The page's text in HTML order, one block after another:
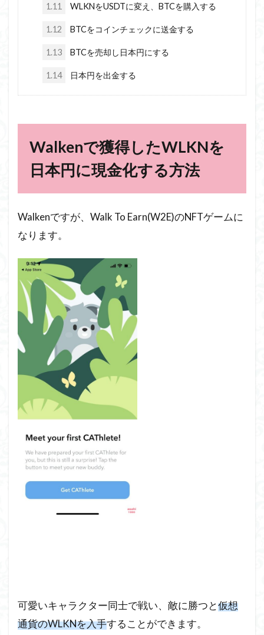
1.11 WLKNをUSDTに変え、BTCを購入する
1.12 BTCをコインチェックに送金する
1.13 BTCを売却し日本円にする
1.14 日本円を出金する
Walkenで獲得したWLKNを
日本円に現金化する方法
Walkenですが、Walk To Earn(W2E)のNFTゲームに
なります。
可愛いキャラクター同士で戦い、敵に勝つと仮想
通貨のWLKNを入手することができます。